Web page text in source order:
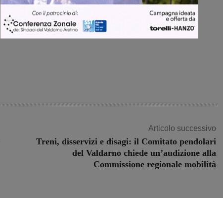
Articolo successivo
Treni, disservizi e disagi: il Comitato pendolari
del Valdarno chiede un’audizione alla
Commissione regionale mobilità